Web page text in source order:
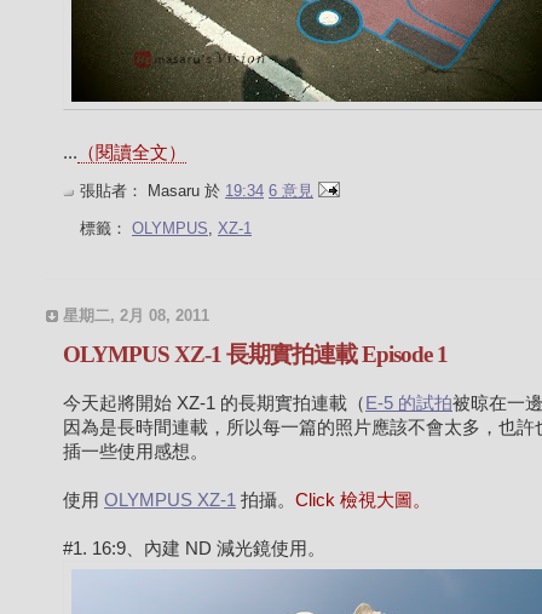
... （閱讀全文）
張貼者： Masaru 於 19:34 6 意見
標籤： OLYMPUS, XZ-1
星期二, 2月 08, 2011
OLYMPUS XZ-1 長期實拍連載 Episode 1
今天起將開始 XZ-1 的長期實拍連載（ E-5 的試拍被晾在一
因為是長時間連載，所以每一篇的照片應該不會太多，也許
插一些使用感想。
使用 OLYMPUS XZ-1 拍攝。 Click 檢視大圖。
#1. 16:9、內建 ND 減光鏡使用。